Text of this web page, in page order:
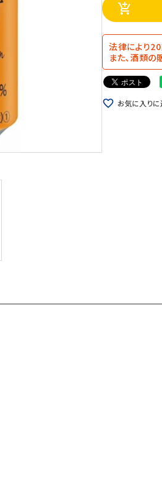
add_shopping_cart
法律により
また、酒類
favorite_border お気に入りに